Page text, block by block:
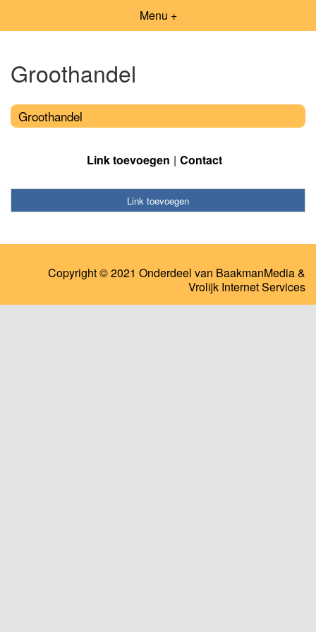
Menu +
Groothandel
Groothandel
Link toevoegen Contact
Link toevoegen
Copyright © 2021 Onderdeel van BaakmanMedia&
Vrolijk Internet Services